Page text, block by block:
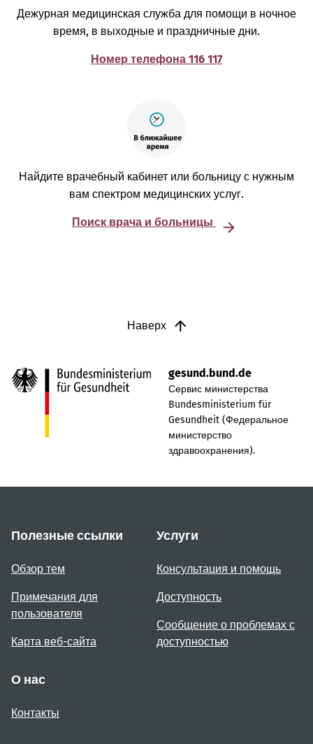
Дежурная медицинская служба для помощи в ночное
время, в выходные и праздничные дни.
Номер телефона 116 117
Найдите врачебный кабинет или больницу с нужным
вам спектром медицинских услуг.
Поиск врача и больницы
Наверх
gesund.bund.de
Сервис министерства
Bundesministerium für
Gesundheit (Федеральное
министерство
здравоохранения).
Полезные ссылки
Обзор тем
Примечания для
пользователя
Карта веб-сайта
Услуги
Консультация и помощь
Доступность
Сообщение о проблемах с
доступностью
О нас
Контакты